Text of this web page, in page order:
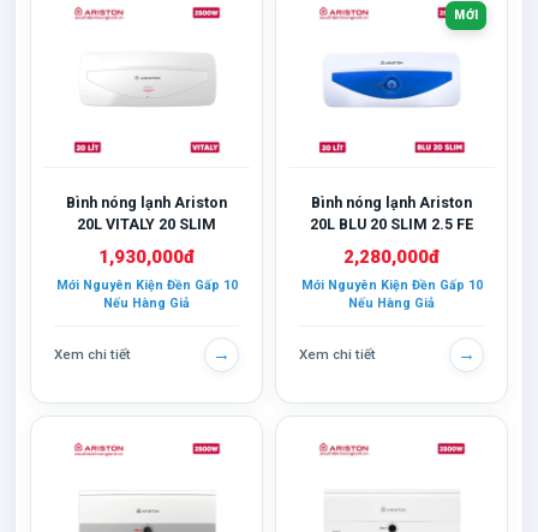
Bình nóng lạnh Ariston
20L VITALY 20 SLIM
1,930,000đ
Mới Nguyên Kiện Đền Gấp 10
Nếu Hàng Giả
Xem chi tiết →
MỚI
Bình nóng lạnh Ariston
20L BLU 20 SLIM 2.5 FE
2,280,000đ
Mới Nguyên Kiện Đền Gấp 10
Nếu Hàng Giả
Xem chi tiết →